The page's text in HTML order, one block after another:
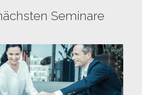
Seminare